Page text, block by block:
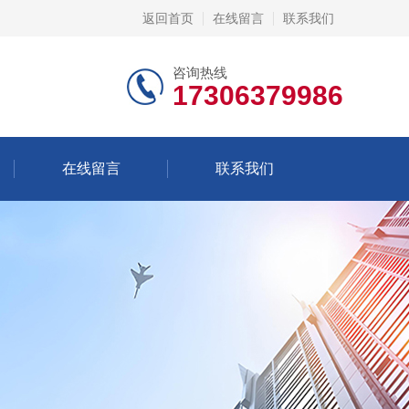
返回首页 在线留言 联系我们
咨询热线
17306379986
在线留言 联系我们